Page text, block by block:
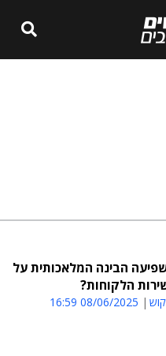
הבינה המלאכותית על
הלקוחות?
08/06/2025 16:59